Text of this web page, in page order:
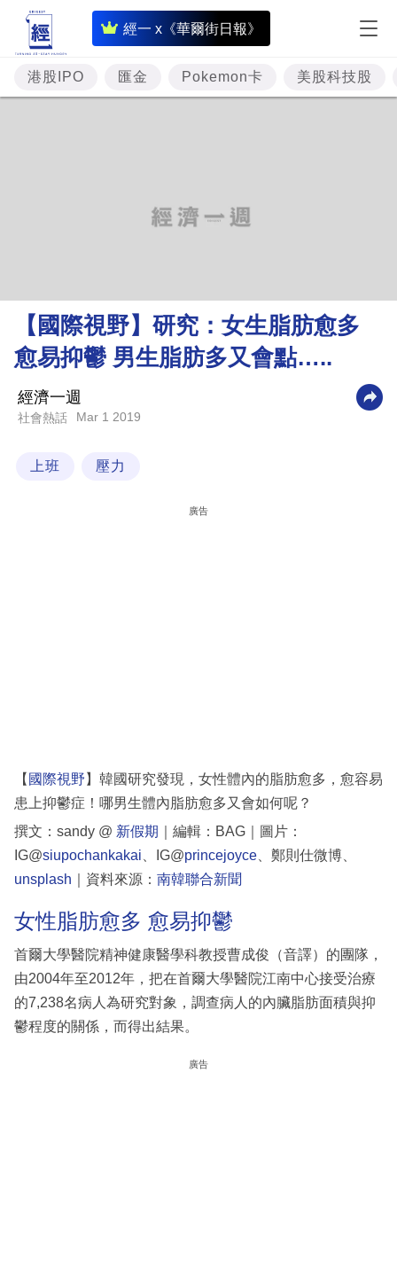
經一 x《華爾街日報》
即
時
財
經
理
財
商
科
區
港股IPO 匯金 Pokemon卡 美股科技股
【國際視野】研究：女生脂肪愈多
愈易抑鬱 男生脂肪多又會點…..
經濟一週
社會熱話 Mar 1 2019
上班 壓力
廣告
【 國際視野 】韓國研究發現，女性體內的脂肪愈多，愈容易
患上抑鬱症！哪男生體內脂肪愈多又會如何呢？
撰文：sandy @ 新假期
｜編輯：BAG｜圖片：
IG@siupochankakai 、IG@princejoyce 、鄭則仕微博、
unsplash ｜資料來源： 南韓聯合新聞
女性脂肪愈多 愈易抑鬱
首爾大學醫院精神健康醫學科教授曹成俊（音譯）的團隊，
由2004年至2012年，把在首爾大學醫院江南中心接受治療
的7,238名病人為研究對象，調查病人的內臟脂肪面積與抑
鬱程度的關係，而得出結果。
廣告